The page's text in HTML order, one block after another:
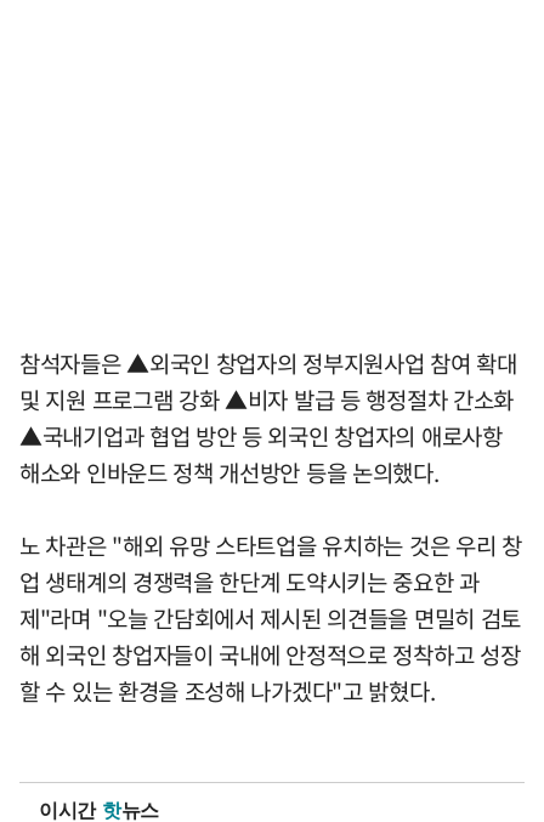
참석자들은 ▲외국인 창업자의 정부지원사업 참여 확대
및 지원 프로그램 강화 ▲비자 발급 등 행정절차 간소화
▲국내기업과 협업 방안 등 외국인 창업자의 애로사항
해소와 인바운드 정책 개선방안 등을 논의했다.
노 차관은 "해외 유망 스타트업을 유치하는 것은 우리 창
업 생태계의 경쟁력을 한단계 도약시키는 중요한 과
제"라며 "오늘 간담회에서 제시된 의견들을 면밀히 검토
해 외국인 창업자들이 국내에 안정적으로 정착하고 성장
할 수 있는 환경을 조성해 나가겠다"고 밝혔다.
이시간 핫뉴스